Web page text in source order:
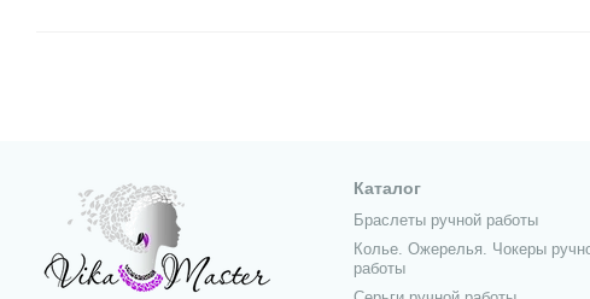
Каталог
Браслеты ручной работы
Колье. Ожерелья. Чокеры
работы